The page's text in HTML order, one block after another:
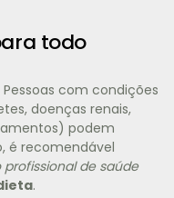
todo
com condições
doenças renais,
podem
é recomendável
de saúde
.